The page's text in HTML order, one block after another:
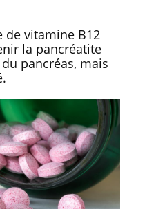
de vitamine B12
la pancréatite
pancréas, mais